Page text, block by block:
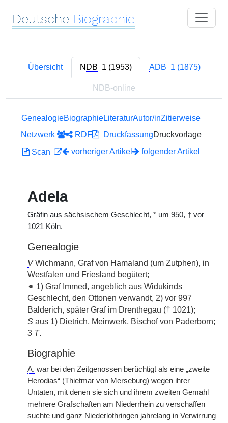
Deutsche Biographie
Übersicht NDB 1 (1953) ADB 1 (1875)
NDB-online
GenealogieBiographieLiteraturAutor/inZitierweise
Netzwerk
RDF DruckfassungDruckvorlage
Scan
vorheriger Artikel folgender Artikel
Adela
Gräfin aus sächsischem Geschlecht, * um 950, † vor
1021 Köln.
Genealogie
VWichmann, Graf von Hamaland (um Zutphen), in
Westfalen und Friesland begütert;
⚭ 1) Graf Immed, angeblich aus Widukinds
Geschlecht, den Ottonen verwandt, 2) vor 997
Balderich, später Graf im Drenthegau († 1021);
S aus 1) Dietrich, Meinwerk, Bischof von Paderborn;
3 T.
Biographie
A. war bei den Zeitgenossen berüchtigt als eine „zweite
Herodias“ (Thietmar von Merseburg) wegen ihrer
Untaten, mit denen sie sich und ihrem zweiten Gemahl
mehrere Grafschaften am Niederrhein zu verschaffen
suchte und ganz Niederlothringen jahrelang in Verwirrung